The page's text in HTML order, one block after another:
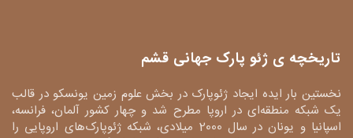
تاریخچه ی ژئو پارک جهانی قشم
نخستین بار ایده ایجاد ژئوپارک در بخش علوم زمین یونسکو در قالب
یک شبکه منطقه‌ای در اروپا مطرح شد و چهار کشور آلمان، فرانسه،
اسپانیا و یونان در سال 2000 میلادی، شبکه ژئوپارک‌های اروپایی را